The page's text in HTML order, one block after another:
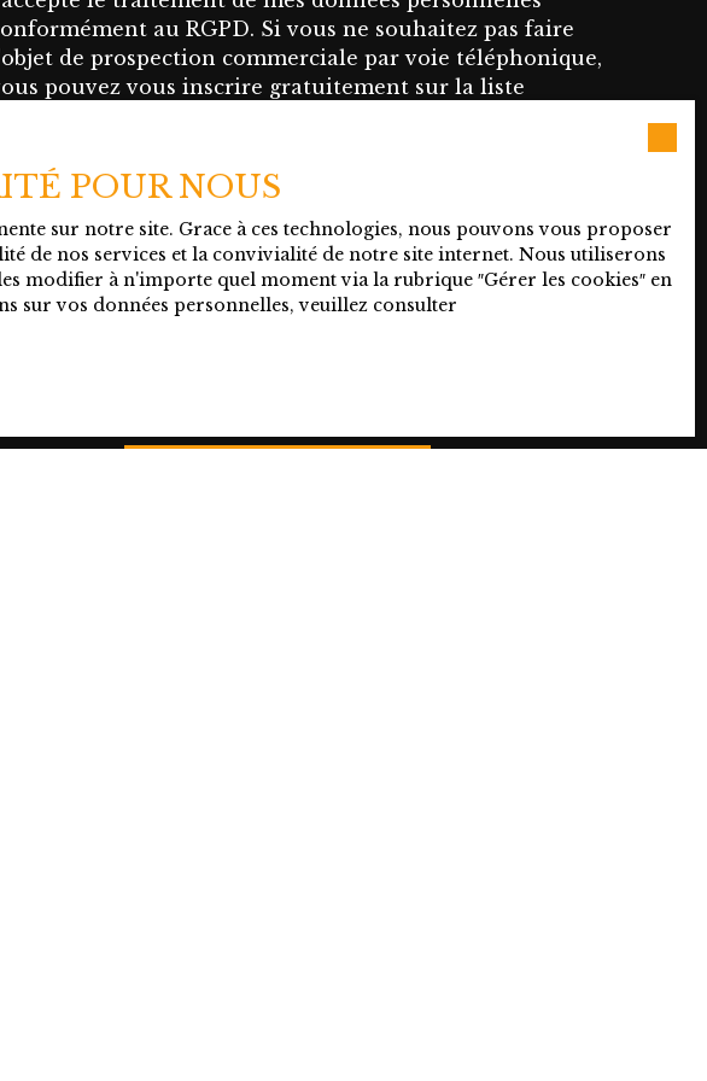
A proximité
rare à voir absolument.
32. 66. 46. 53 pour une
DPE en cours
au RGPD. Si vous ne souhaitez pas faire
de prospection commerciale par voie téléphonique,
pouvez vous inscrire gratuitement sur la liste
www.bloctel.gouv.fr ou par courrier adressé à :
Worldline, Service Bloctel, CS 61311, 41013 BLOIS
en savoir plus sur le traitement de vos données
POUR NOUS
sur notre site. Grace à ces technologies, nous pouvons vous proposer
de nos services et la convivialité de notre site internet. Nous utiliserons
modifier à n'importe quel moment via la rubrique ″Gérer les cookies″ en
sur vos données personnelles, veuillez consulter